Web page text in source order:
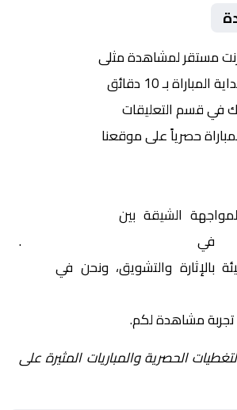
مستقر لمشاهدة مثلى
بـ 10 دقائق
في قسم التعليقات
حصرياً على موقعنا
الشيقة بين
في
.
بالإثارة والتشويق، ونحن في
تجربة مشاهدة لكم.
الحصرية والمباريات المثيرة على